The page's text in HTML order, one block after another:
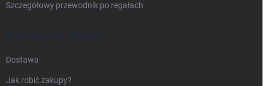
Szczegółowy przewodnik po regałach
DOSTAWA I PŁATNOŚĆ
Dostawa
Jak robić zakupy?